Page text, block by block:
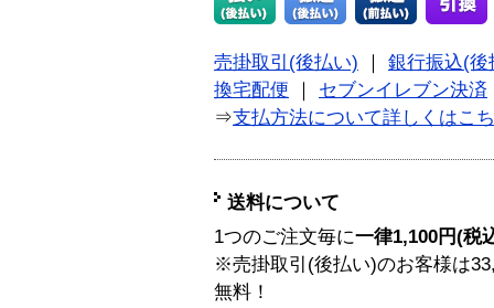
売掛取引(後払い)
銀行振込(後
換宅配便
セブンイレブン決済
⇒支払方法について詳しくはこ
送料について
1つのご注文毎に一律1,100円(税
※売掛取引(後払い)のお客様は
無料！